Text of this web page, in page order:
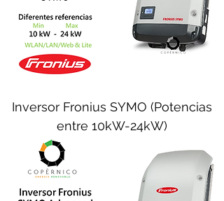
Inversor Fronius SYMO (Potencias
entre 10kW-24kW)